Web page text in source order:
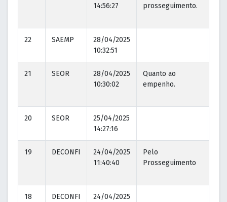
14:56:27 prosseguimento.
22 SAEMP
28/04/2025
10:32:51
21 SEOR
28/04/2025
10:30:02
Quanto ao
empenho.
20 SEOR
25/04/2025
14:27:16
19 DECONFI
24/04/2025
11:40:40
Pelo
Prosseguimento
18 DECONFI
24/04/2025